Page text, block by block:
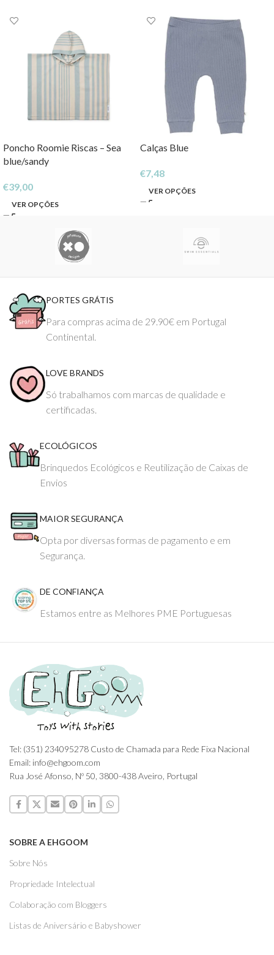
Poncho Roomie Riscas – Sea
blue/sandy
€39,00
VER OPÇÕES
Calças Blue
€7,48
VER OPÇÕES
PORTES GRÁTIS
Para compras acima de 29.90€ em Portugal
Continental.
LOVE BRANDS
Só trabalhamos com marcas de qualidade e
certificadas.
ECOLÓGICOS
Brinquedos Ecológicos e Reutilização de Caixas de
Envios
MAIOR SEGURANÇA
Opta por diversas formas de pagamento e em
Segurança.
DE CONFIANÇA
Estamos entre as Melhores PME Portuguesas
Tel: (351) 234095278 Custo de Chamada para Rede Fixa Nacional
Email: info@ehgoom.com
Rua José Afonso, Nº 50, 3800-438 Aveiro, Portugal
SOBRE A EHGOOM
Sobre Nós
Propriedade Intelectual
Colaboração com Bloggers
Listas de Aniversário e Babyshower